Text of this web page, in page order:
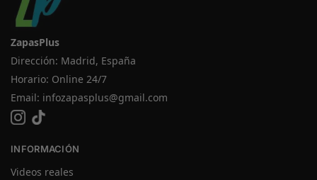
ZapasPlus
Dirección: Madrid, España
Horario: Online 24/7
Email: infozapasplus@gmail.com
INFORMACIÓN
Videos reales